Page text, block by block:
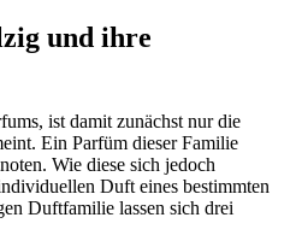
und ihre
ist damit zunächst nur die
Ein Parfüm dieser Familie
Wie diese sich jedoch
Duft eines bestimmten
Duftfamilie lassen sich drei